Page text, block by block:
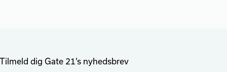
Tilmeld dig Gate 21’s nyhedsbrev